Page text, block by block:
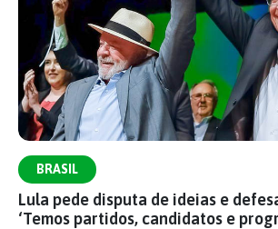
BRASIL
Lula pede disputa de ideias e
‘Temos partidos, candidatos e